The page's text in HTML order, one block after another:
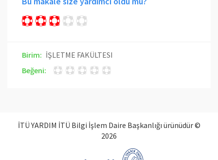
Birim: İŞLETME FAKÜLTESI
Beğeni:
İTÜ YARDIM İTÜ Bilgi İşlem Daire Başkanlığı ürünüdür ©
2026